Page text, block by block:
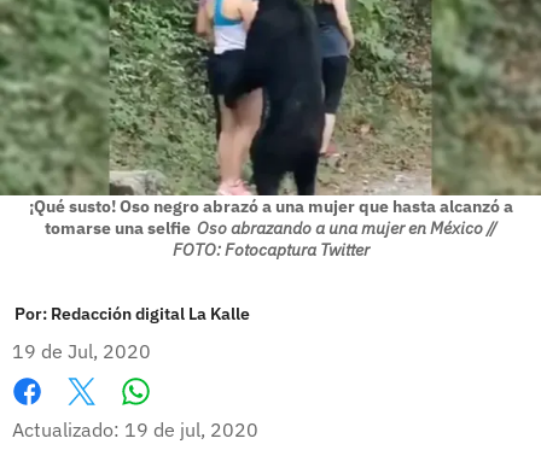
¡Qué susto! Oso negro abrazó a una mujer que hasta alcanzó a
tomarse una selfie Oso abrazando a una mujer en México //
FOTO: Fotocaptura Twitter
Por: Redacción digital La Kalle
19 de Jul, 2020
Facebook
X
Actualizado: 19 de jul, 2020